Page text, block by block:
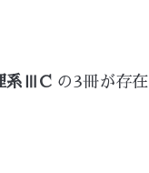
系ⅢC の3冊が存在